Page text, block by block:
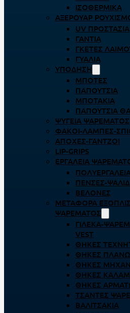
ΙΣΟΘΕΡΜΙΚΆ
ΑΞΕΡΟΥΆΡ
UV ΠΡΟΣΤΑΣΊΑ
ΓΆΝΤΙΑ
ΓΚΈΤΕΣ
ΓΥΑΛΙΆ
ΥΠΌΔΗΣΗ
ΜΠΌΤΕΣ
ΠΑΠΟΎΤΣΙΑ
ΜΠΟΤΆΚΙΑ
ΠΑΠΟΎΤΣΙΑ
ΨΥΓΕΊΑ ΨΑΡΈΜΑΤΟΣ
ΦΑΚΟΊ-ΛΆΜΠΕΣ-
ΑΠΌΧΕΣ-ΓΆΝΤΖΟΙ
LIP-GRIPS
EΡΓΑΛΕΊΑ
ΠΈΝΣΕΣ-
ΒΕΛΌΝΕΣ
ΜΕΤΑΦΟΡΆ
ΨΑΡΈΜΑΤΟΣ
ΓΙΛΈΚΑ-
VEST
ΘΉΚΕΣ
ΘΉΚΕΣ
ΘΉΚΕΣ
ΘΉΚΕΣ
ΘΉΚΕΣ
ΤΣΆΝΤΕΣ
ΒΑΛΙΤΣΆΚΙΑ